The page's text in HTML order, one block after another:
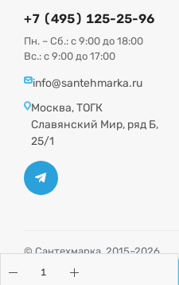
+7 (495) 125-25-96
Пн. – Сб.: с 9:00 до 18:00
Вс.: с 9:00 до 17:00
info@santehmarka.ru
Москва, ТОГК
Славянский Мир, ряд Б,
25/1
© Сантехмарка, 2015–2026
Политика конфиденциальности